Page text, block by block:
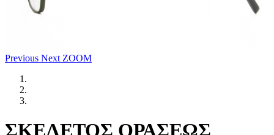
Previous Next ZOOM
ΣΚΕΛΕΤΟΣ ΟΡΑΣΕΩΣ